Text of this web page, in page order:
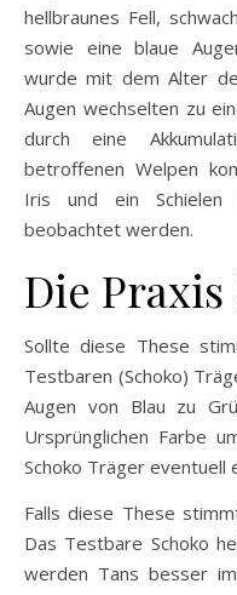
hellbraunes Fell,
sowie eine blaue
wurde mit dem Alter
Augen wechselten zu
durch eine
betroffenen Welpen
Iris und ein Schielen
beobachtet werden.
Die Praxis
Sollte diese These
Testbaren (Schoko)
Augen von Blau zu
Ursprünglichen Farbe
Schoko Träger eventuell
Falls diese These
Das Testbare Schoko
werden Tans besser